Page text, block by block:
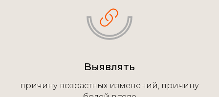
Выявлять
причину возрастных изменений, причину